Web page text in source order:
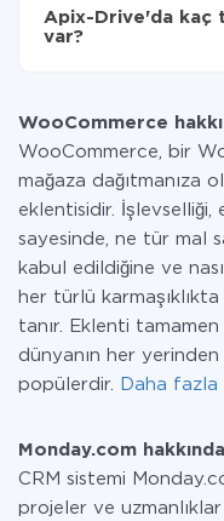
Hizmetimiz
diğerine aktarılan veri
Apix-Drive'da kaç
var?
WooCommerce
WooCommerce, bir
mağaza dağıtmanıza
eklentisidir. İşlevselliği,
sayesinde, ne tür mal
kabul edildiğine ve
her türlü
tanır. Eklenti
dünyanın her yerinden
popülerdir.
Daha fazla
Monday.com
CRM sistemi
projeler ve